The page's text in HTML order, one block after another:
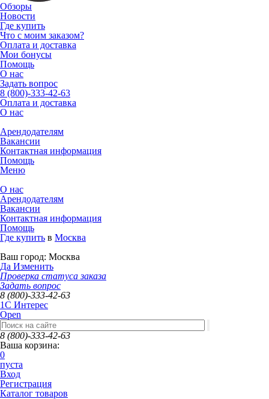
Обзоры
Новости
Где купить
Что с моим заказом?
Оплата и доставка
Мои бонусы
Помощь
О нас
Задать вопрос
8 (800)-333-42-63
Оплата и доставка
О нас
Арендодателям
Вакансии
Контактная информация
Помощь
Меню
О нас
Арендодателям
Вакансии
Контактная информация
Помощь
Где купить в Москва
Ваш город: Москва
Да Изменить
Проверка статуса заказа
Задать вопрос
8 (800)-333-42-63
1C Интерес
Open
8 (800)-333-42-63
Ваша корзина:
0
пуста
Вход
Регистрация
Каталог товаров